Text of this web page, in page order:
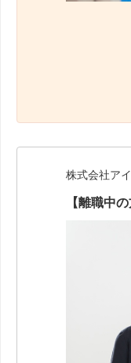
株式会社ア
【離職中